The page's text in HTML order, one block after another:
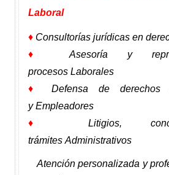
Laboral
♦ Consultorías jurídicas en
♦
Asesoría y
procesos Laborales
♦
Defensa de derechos
y Empleadores
♦
Litigios,
trámites Administrativos
Atención personalizada y